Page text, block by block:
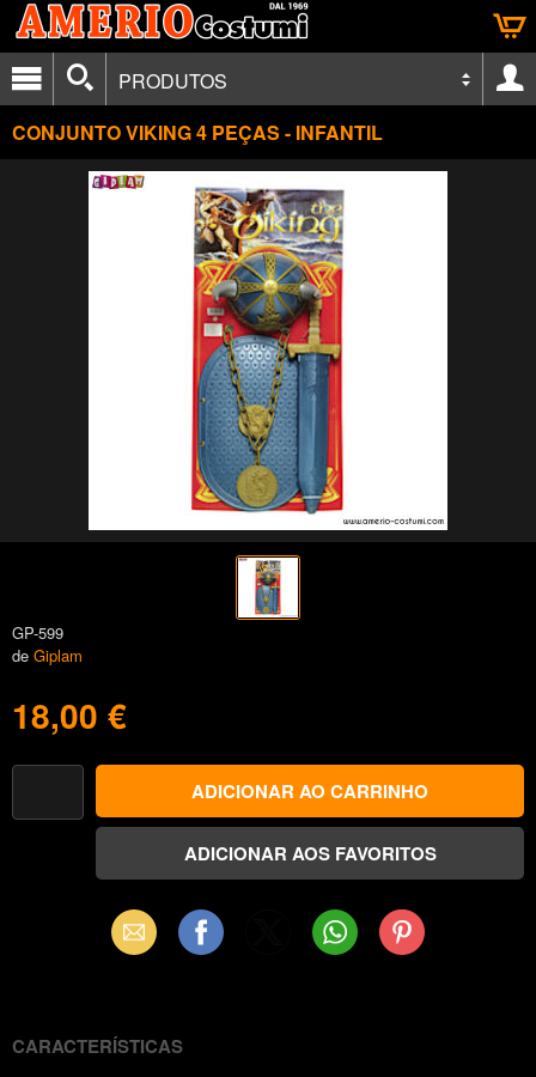
PRODUTOS
CONJUNTO VIKING 4 PEÇAS - INFANTIL
GP-599
de Giplam
18,00 €
Email Facebook WhatsAppPinterest
CARACTERÍSTICAS